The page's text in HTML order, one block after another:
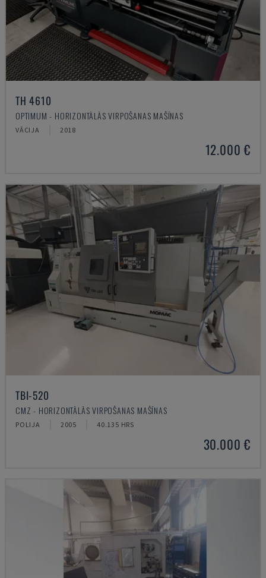
TH 4610
OPTIMUM - HORIZONTĀLĀS VIRPOŠANAS MAŠĪNAS
VĀCIJA 2018
12.000 €
TBI-520
CMZ - HORIZONTĀLĀS VIRPOŠANAS MAŠĪNAS
POLIJA 2005 40.135 HRS
30.000 €